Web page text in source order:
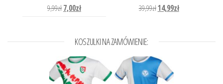
9,99złPierwotna cena wynosiła: 9,99zł.
7,00złAktualna cena wynosi: 7,00zł.
39,99złPierwotna cena wynosiła:
14,99złAktualna cena
KOSZULKI NA ZAMÓWIENIE: